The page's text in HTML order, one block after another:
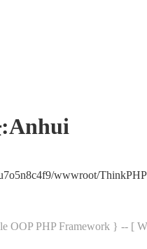
wwwroot/
OOP PHP Framework } -- [